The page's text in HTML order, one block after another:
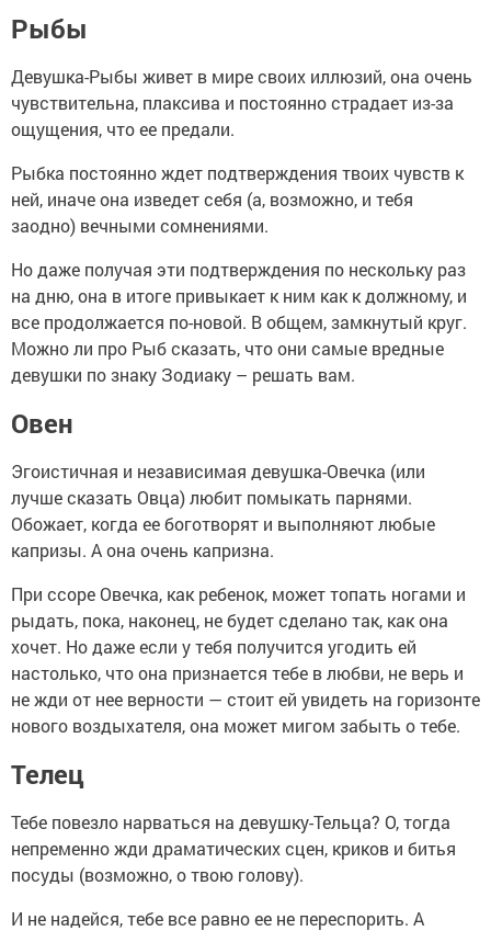
Рыбы
Девушка-Рыбы живет в мире своих иллюзий, она очень
чувствительна, плаксива и постоянно страдает из-за
ощущения, что ее предали.
Рыбка постоянно ждет подтверждения твоих чувств к
ней, иначе она изведет себя (а, возможно, и тебя
заодно) вечными сомнениями.
Но даже получая эти подтверждения по нескольку раз
на дню, она в итоге привыкает к ним как к должному, и
все продолжается по-новой. В общем, замкнутый круг.
Можно ли про Рыб сказать, что они самые вредные
девушки по знаку Зодиаку – решать вам.
Овен
Эгоистичная и независимая девушка-Овечка (или
лучше сказать Овца) любит помыкать парнями.
Обожает, когда ее боготворят и выполняют любые
капризы. А она очень капризна.
При ссоре Овечка, как ребенок, может топать ногами и
рыдать, пока, наконец, не будет сделано так, как она
хочет. Но даже если у тебя получится угодить ей
настолько, что она признается тебе в любви, не верь и
не жди от нее верности — стоит ей увидеть на горизонте
нового воздыхателя, она может мигом забыть о тебе.
Телец
Тебе повезло нарваться на девушку-Тельца? О, тогда
непременно жди драматических сцен, криков и битья
посуды (возможно, о твою голову).
И не надейся, тебе все равно ее не переспорить. А